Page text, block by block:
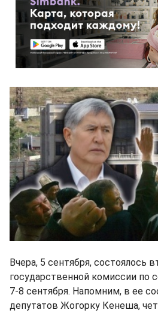
Вчера, 5 сентября, состоялось
государственной комиссии
7-8 сентября. Напомним, в ее
депутатов Жогорку Кенеша,